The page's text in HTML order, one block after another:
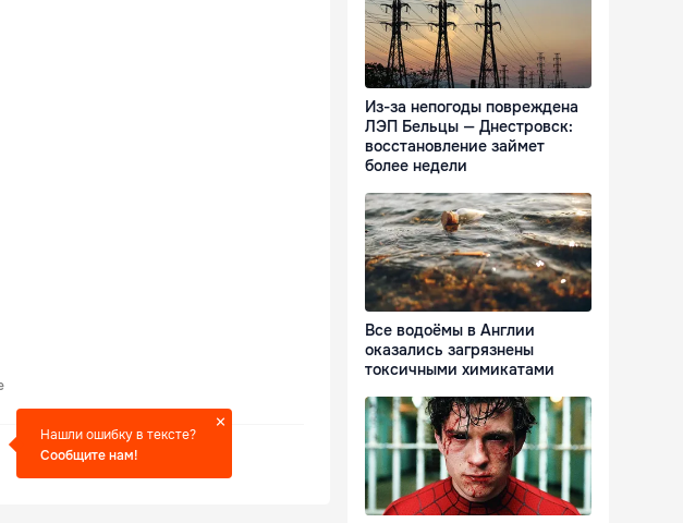
Нашли ошибку в тексте?
Сообщите нам!
Из-за непогоды повреждена
ЛЭП Бельцы — Днестровск:
восстановление займет
более недели
Все водоёмы в Англии
оказались загрязнены
токсичными химикатами